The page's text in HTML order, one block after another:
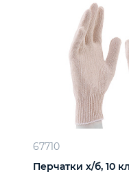
67710
Перчатки х/б, 10